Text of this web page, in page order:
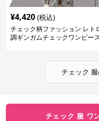
¥4,420 (税込)
チェック柄ファッション レト
調ギンガムチェックワンピー
チェック 服
チェック 服 ワ